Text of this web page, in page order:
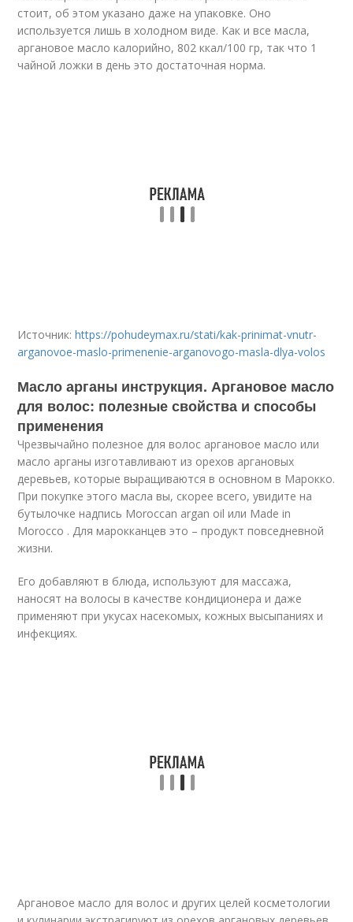
стоит, об этом указано даже на упаковке. Оно
используется лишь в холодном виде. Как и все масла,
аргановое масло калорийно, 802 ккал/100 гр, так что 1
чайной ложки в день это достаточная норма.
Источник:https://pohudeymax.ru/stati/kak-prinimat-vnutr-
arganovoe-maslo-primenenie-arganovogo-masla-dlya-volos
Масло арганы инструкция. Аргановое масло
для волос: полезные свойства и способы
применения
Чрезвычайно полезное для волос аргановое масло или
масло арганы изготавливают из орехов аргановых
деревьев, которые выращиваются в основном в Марокко.
При покупке этого масла вы, скорее всего, увидите на
бутылочке надпись Moroccan argan oil или Made in
Morocco . Для марокканцев это – продукт повседневной
жизни.
Его добавляют в блюда, используют для массажа,
наносят на волосы в качестве кондиционера и даже
применяют при укусах насекомых, кожных высыпаниях и
инфекциях.
Аргановое масло для волос и других целей косметологии